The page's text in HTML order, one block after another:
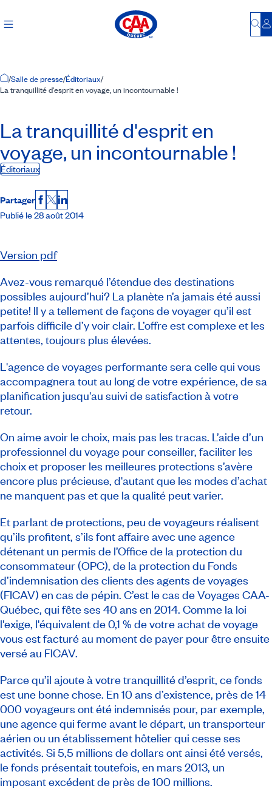
Accueil
/Salle de presse/Éditoriaux/
La tranquillité d'esprit en voyage, un incontournable !
La tranquillité d'esprit en
voyage, un incontournable !
Éditoriaux
Partager Facebook
X LinkedIn
Publié le 28 août 2014
Version pdf
Avez-vous remarqué l’étendue des destinations
possibles aujourd’hui? La planète n’a jamais été aussi
petite! Il y a tellement de façons de voyager qu’il est
parfois difficile d’y voir clair. L’offre est complexe et les
attentes, toujours plus élevées.
L'agence de voyages performante sera celle qui vous
accompagnera tout au long de votre expérience, de sa
planification jusqu'au suivi de satisfaction à votre
retour.
On aime avoir le choix, mais pas les tracas. L’aide d’un
professionnel du voyage pour conseiller, faciliter les
choix et proposer les meilleures protections s’avère
encore plus précieuse, d'autant que les modes d’achat
ne manquent pas et que la qualité peut varier.
Et parlant de protections, peu de voyageurs réalisent
qu’ils profitent, s’ils font affaire avec une agence
détenant un permis de l’Office de la protection du
consommateur (OPC), de la protection du Fonds
d’indemnisation des clients des agents de voyages
(FICAV) en cas de pépin. C’est le cas de Voyages CAA-
Québec, qui fête ses 40 ans en 2014. Comme la loi
l'exige, l'équivalent de 0,1 % de votre achat de voyage
vous est facturé au moment de payer pour être ensuite
versé au FICAV.
Parce qu’il ajoute à votre tranquillité d’esprit, ce fonds
est une bonne chose. En 10 ans d’existence, près de 14
000 voyageurs ont été indemnisés pour, par exemple,
une agence qui ferme avant le départ, un transporteur
aérien ou un établissement hôtelier qui cesse ses
activités. Si 5,5 millions de dollars ont ainsi été versés,
le fonds présentait toutefois, en mars 2013, un
imposant excédent de près de 100 millions.